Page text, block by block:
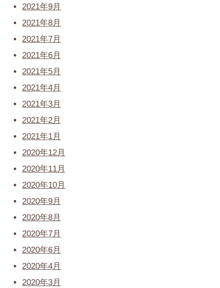
2021年9月
2021年8月
2021年7月
2021年6月
2021年5月
2021年4月
2021年3月
2021年2月
2021年1月
2020年12月
2020年11月
2020年10月
2020年9月
2020年8月
2020年7月
2020年6月
2020年4月
2020年3月